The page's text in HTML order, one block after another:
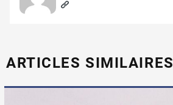
ARTICLES SIMILAIRES